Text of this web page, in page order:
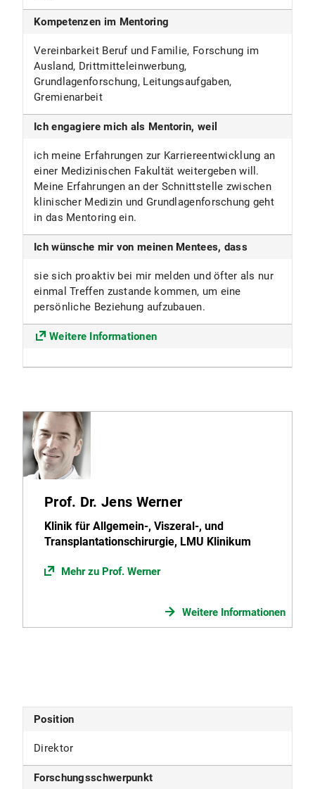
Kompetenzen im Mentoring
Vereinbarkeit Beruf und Familie, Forschung im
Ausland, Drittmitteleinwerbung,
Grundlagenforschung, Leitungsaufgaben,
Gremienarbeit
Ich engagiere mich als Mentorin, weil
ich meine Erfahrungen zur Karriereentwicklung an
einer Medizinischen Fakultät weitergeben will.
Meine Erfahrungen an der Schnittstelle zwischen
klinischer Medizin und Grundlagenforschung geht
in das Mentoring ein.
Ich wünsche mir von meinen Mentees, dass
sie sich proaktiv bei mir melden und öfter als nur
einmal Treffen zustande kommen, um eine
persönliche Beziehung aufzubauen.
Weitere Informationen
Prof. Dr. Jens Werner
Klinik für Allgemein-, Viszeral-, und
Transplantationschirurgie, LMU Klinikum
Mehr zu Prof. Werner
Weitere Informationen
Position
Direktor
Forschungsschwerpunkt